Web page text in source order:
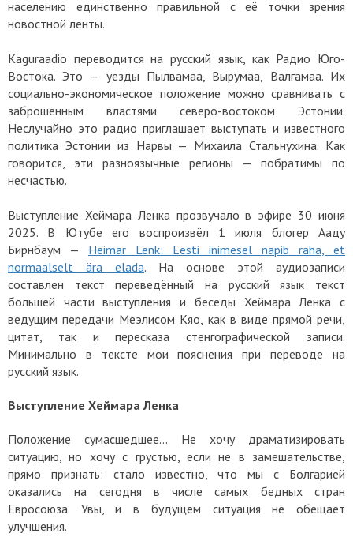
населению единственно правильной с её точки зрения
новостной ленты.
Kaguraadio переводится на русский язык, как Радио Юго-
Востока. Это — уезды Пылвамаа, Вырумаа, Валгамаа. Их
социально-экономическое положение можно сравнивать с
заброшенным властями северо-востоком Эстонии.
Неслучайно это радио приглашает выступать и известного
политика Эстонии из Нарвы — Михаила Стальнухина. Как
говорится, эти разноязычные регионы — побратимы по
несчастью.
Выступление Хеймара Ленка прозвучало в эфире 30 июня
2025. В Ютубе его воспроизвёл 1 июля блогер Ааду
Бирнбаум — Heimar Lenk: Eesti inimesel napib raha, et
normaalselt ära elada. На основе этой аудиозаписи
составлен текст переведённый на русский язык текст
большей части выступления и беседы Хеймара Ленка с
ведущим передачи Меэлисом Кяо, как в виде прямой речи,
цитат, так и пересказа стенгографической записи.
Минимально в тексте мои пояснения при переводе на
русский язык.
Выступление Хеймара Ленка
Положение сумасшедшее... Не хочу драматизировать
ситуацию, но хочу с грустью, если не в замешательстве,
прямо признать: стало известно, что мы с Болгарией
оказались на сегодня в числе самых бедных стран
Евросоюза. Увы, и в будущем ситуация не обещает
улучшения.